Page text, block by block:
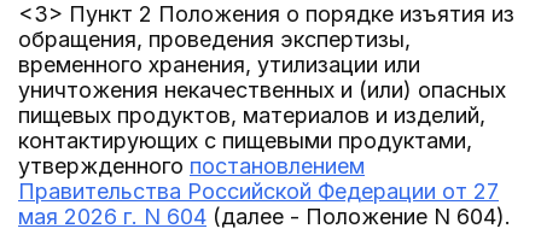
<3> Пункт 2 Положения о порядке изъятия из
обращения, проведения экспертизы,
временного хранения, утилизации или
уничтожения некачественных и (или) опасных
пищевых продуктов, материалов и изделий,
контактирующих с пищевыми продуктами,
утвержденного постановлением
Правительства Российской Федерации от 27
мая 2026 г. N 604 (далее - Положение N 604).